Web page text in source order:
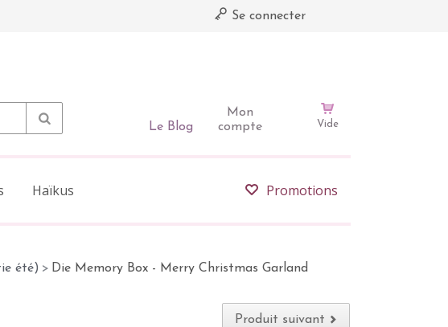
Se connecter
Mon
compte
Le Blog Vide
Promotions
Haïkus
été) > Die Memory Box - Merry Christmas Garland
Produit suivant